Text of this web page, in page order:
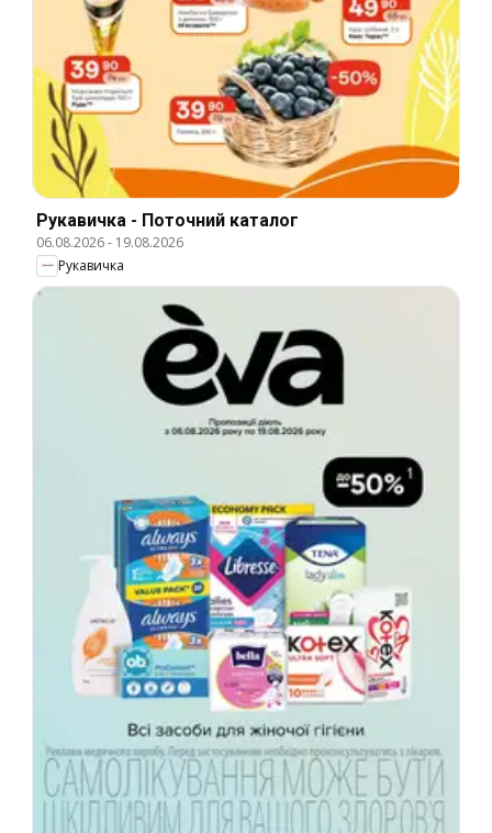
Рукавичка - Поточний каталог
06.08.2026- 19.08.2026
Рукавичка